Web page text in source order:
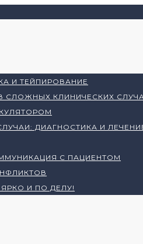
И ТЕЙПИРОВАНИЕ
СЛОЖНЫХ КЛИНИЧЕСКИХ
ДИАГНОСТИКА И
С ПАЦИЕНТОМ
И ПО ДЕЛУ!